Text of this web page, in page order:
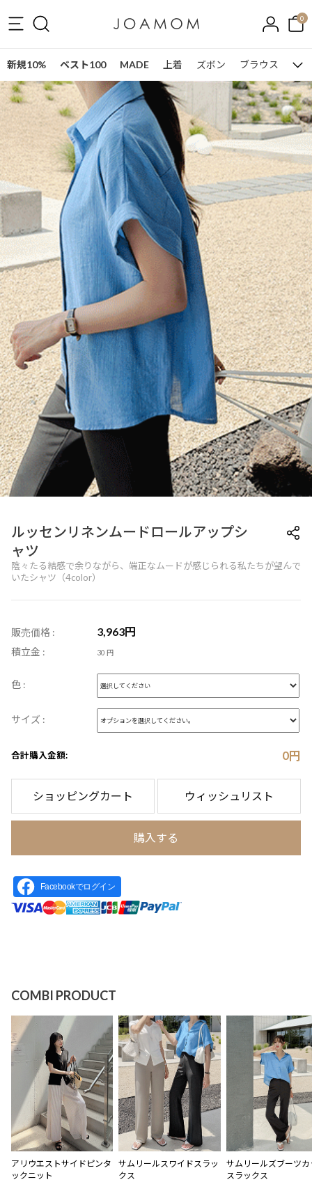
0
新規10% ベスト100 MADE 上着 ズボン ブラウス ワ
ルッセンリネンムードロールアップシ
ャツ
陰々たる結感で余りながら、端正なムードが感じられる私たちが望んで
いたシャツ（4color）
販売価格 : 3,963円
積立金 : 30 円
色 :
サイズ :
合計購入金額: 0円
ショッピングカート ウィッシュリスト
購入する
Facebookでログイン
COMBI PRODUCT
アリウエストサイドピンタ
ックニット
サムリールスワイドスラッ
クス
サムリールズブーツカ
スラックス